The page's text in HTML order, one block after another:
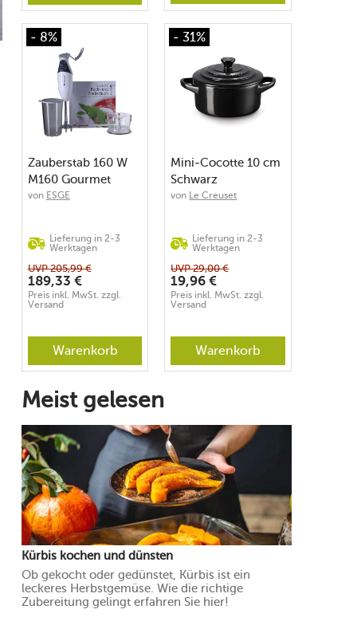
- 8%
Zauberstab 160 W
M160 Gourmet
weiss
von ESGE
Lieferung in 2-3
Werktagen
UVP205,99 €
189,33 €
Preis inkl. MwSt. zzgl.
Versand
Warenkorb
- 31%
Mini-Cocotte 10 cm
Schwarz
von Le Creuset
Lieferung in 2-3
Werktagen
UVP29,00 €
19,96 €
Preis inkl. MwSt. zzgl.
Versand
Warenkorb
Meist gelesen
Kürbis kochen und dünsten
Ob gekocht oder gedünstet, Kürbis ist ein
leckeres Herbstgemüse. Wie die richtige
Zubereitung gelingt erfahren Sie hier!